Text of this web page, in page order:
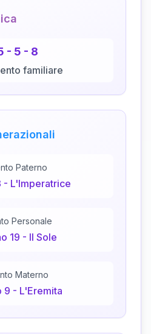
- 5 - 8
familiare
Paterno
- L'Imperatrice
Personale
19 - Il Sole
Materno
9 - L'Eremita